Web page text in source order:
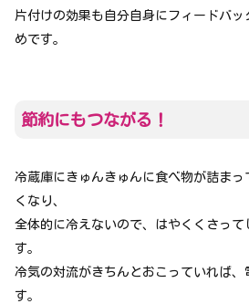
片付けの効果も自分自身にフィードバ
めです。
節約にもつながる！
冷蔵庫にきゅんきゅんに食べ物が詰ま
くなり、
全体的に冷えないので、はやくくさって
す。
冷気の対流がきちんとおこっていれば、
す。